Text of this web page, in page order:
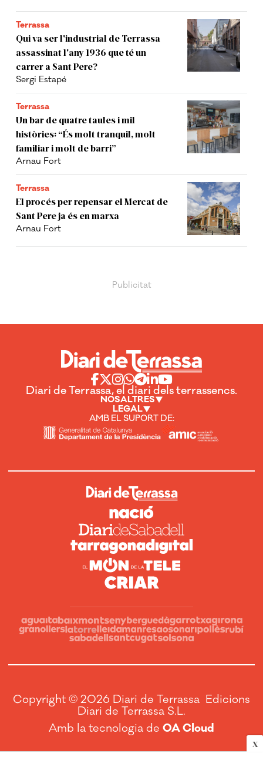
X
Terrassa
Qui va ser l'industrial de Terrassa
assassinat l'any 1936 que té un
carrer a Sant Pere?
Sergi Estapé
Terrassa
Un bar de quatre taules i mil
històries: “És molt tranquil, molt
familiar i molt de barri”
Arnau Fort
Terrassa
El procés per repensar el Mercat de
Sant Pere ja és en marxa
Arnau Fort
Diari de Terrassa, el diari dels terrassencs.
NOSALTRES
LEGAL
AMB EL SUPORT DE:
Copyright © 2026 Diari de Terrassa Edicions
Diari de Terrassa S.L.
Amb la tecnologia de OA Cloud